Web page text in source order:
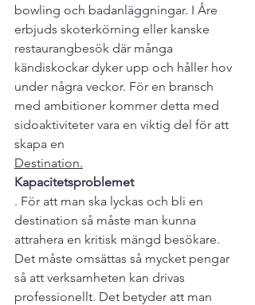
bowling och badanläggningar. I Åre
erbjuds skoterkörning eller kanske
restaurangbesök där många
kändiskockar dyker upp och håller hov
under några veckor. För en bransch
med ambitioner kommer detta med
sidoaktiviteter vara en viktig del för att
skapa en
Destination.
Kapacitetsproblemet
. För att man ska lyckas och bli en
destination så måste man kunna
attrahera en kritisk mängd besökare.
Det måste omsättas så mycket pengar
så att verksamheten kan drivas
professionellt. Det betyder att man